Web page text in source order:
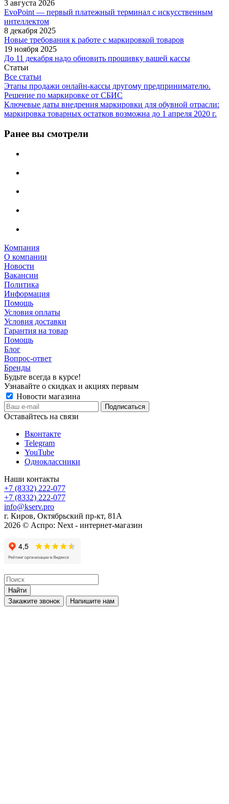
3 августа 2026
EvoPoint — первый платежный терминал с искусственным
интеллектом
8 декабря 2025
Новые требования к работе с маркировкой товаров
19 ноября 2025
До 11 декабря надо обновить прошивку вашей кассы
Статьи
Все статьи
Этапы продажи онлайн-кассы другому предпринимателю.
Решение по маркировке от СБИС
Ключевые даты внедрения маркировки для обувной отрасли:
маркировка товарных остатков возможна до 1 апреля 2020 г.
Ранее вы смотрели
Компания
О компании
Новости
Вакансии
Политика
Информация
Помощь
Условия оплаты
Условия доставки
Гарантия на товар
Помощь
Блог
Вопрос-ответ
Бренды
Будьте всегда в курсе!
Узнавайте о скидках и акциях первым
Новости магазина
Оставайтесь на связи
Вконтакте
Telegram
YouTube
Одноклассники
Наши контакты
+7 (8332) 222-077
+7 (8332) 222-077
info@kserv.pro
г. Киров, Октябрьский пр-кт, 81А
2026 © Аспро: Next - интернет-магазин
Найти
Закажите звонок
Напишите нам